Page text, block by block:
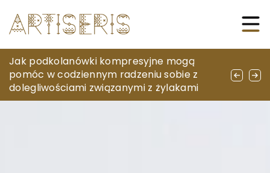
Jak praca fizjoterapeuty wpływa na
poprawę jakości życia pacjentów?
Jak podkolanówki kompresyjne mogą
pomóc w codziennym radzeniu sobie z
dolegliwościami związanymi z żylakami
Jak dobrać właściwą bazę pod makijaż dla
swojego typu cery?